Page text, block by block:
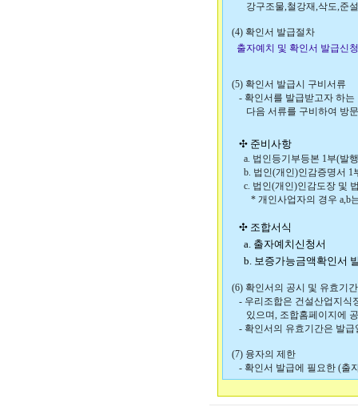
강구조물,철강재,삭도,준설
(4) 확인서 발급절차
출자예치 및 확인서 발급신청
(5) 확인서 발급시 구비서류
- 확인서를 발급받고자 하는
다음 서류를 구비하여 방문
✣준비사항
a. 법인등기부등본 1부(발행
b. 법인(개인)인감증명서 1
c. 법인(개인)인감도장 및
* 개인사업자의 경우 a,b는
✣ 조합서식
a. 출자예치신청서
b. 보증가능금액확인서
(6) 확인서의 공시 및 유효기간
- 우리조합은 건설산업지식
있으며, 조합홈페이지에 공
- 확인서의 유효기간은 발급
(7) 융자의 제한
- 확인서 발급에 필요한 (출